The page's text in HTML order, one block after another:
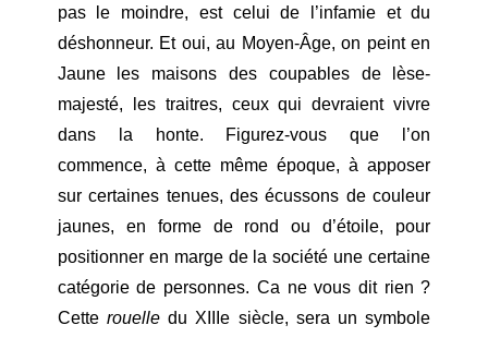
pas le moindre, est celui de l’infamie et du
déshonneur. Et oui, au Moyen-Âge, on peint en
Jaune les maisons des coupables de lèse-
majesté, les traitres, ceux qui devraient vivre
dans la honte. Figurez-vous que l’on
commence, à cette même époque, à apposer
sur certaines tenues, des écussons de couleur
jaunes, en forme de rond ou d’étoile, pour
positionner en marge de la société une certaine
catégorie de personnes. Ca ne vous dit rien ?
Cette rouelledu XIIIe siècle, sera un symbole